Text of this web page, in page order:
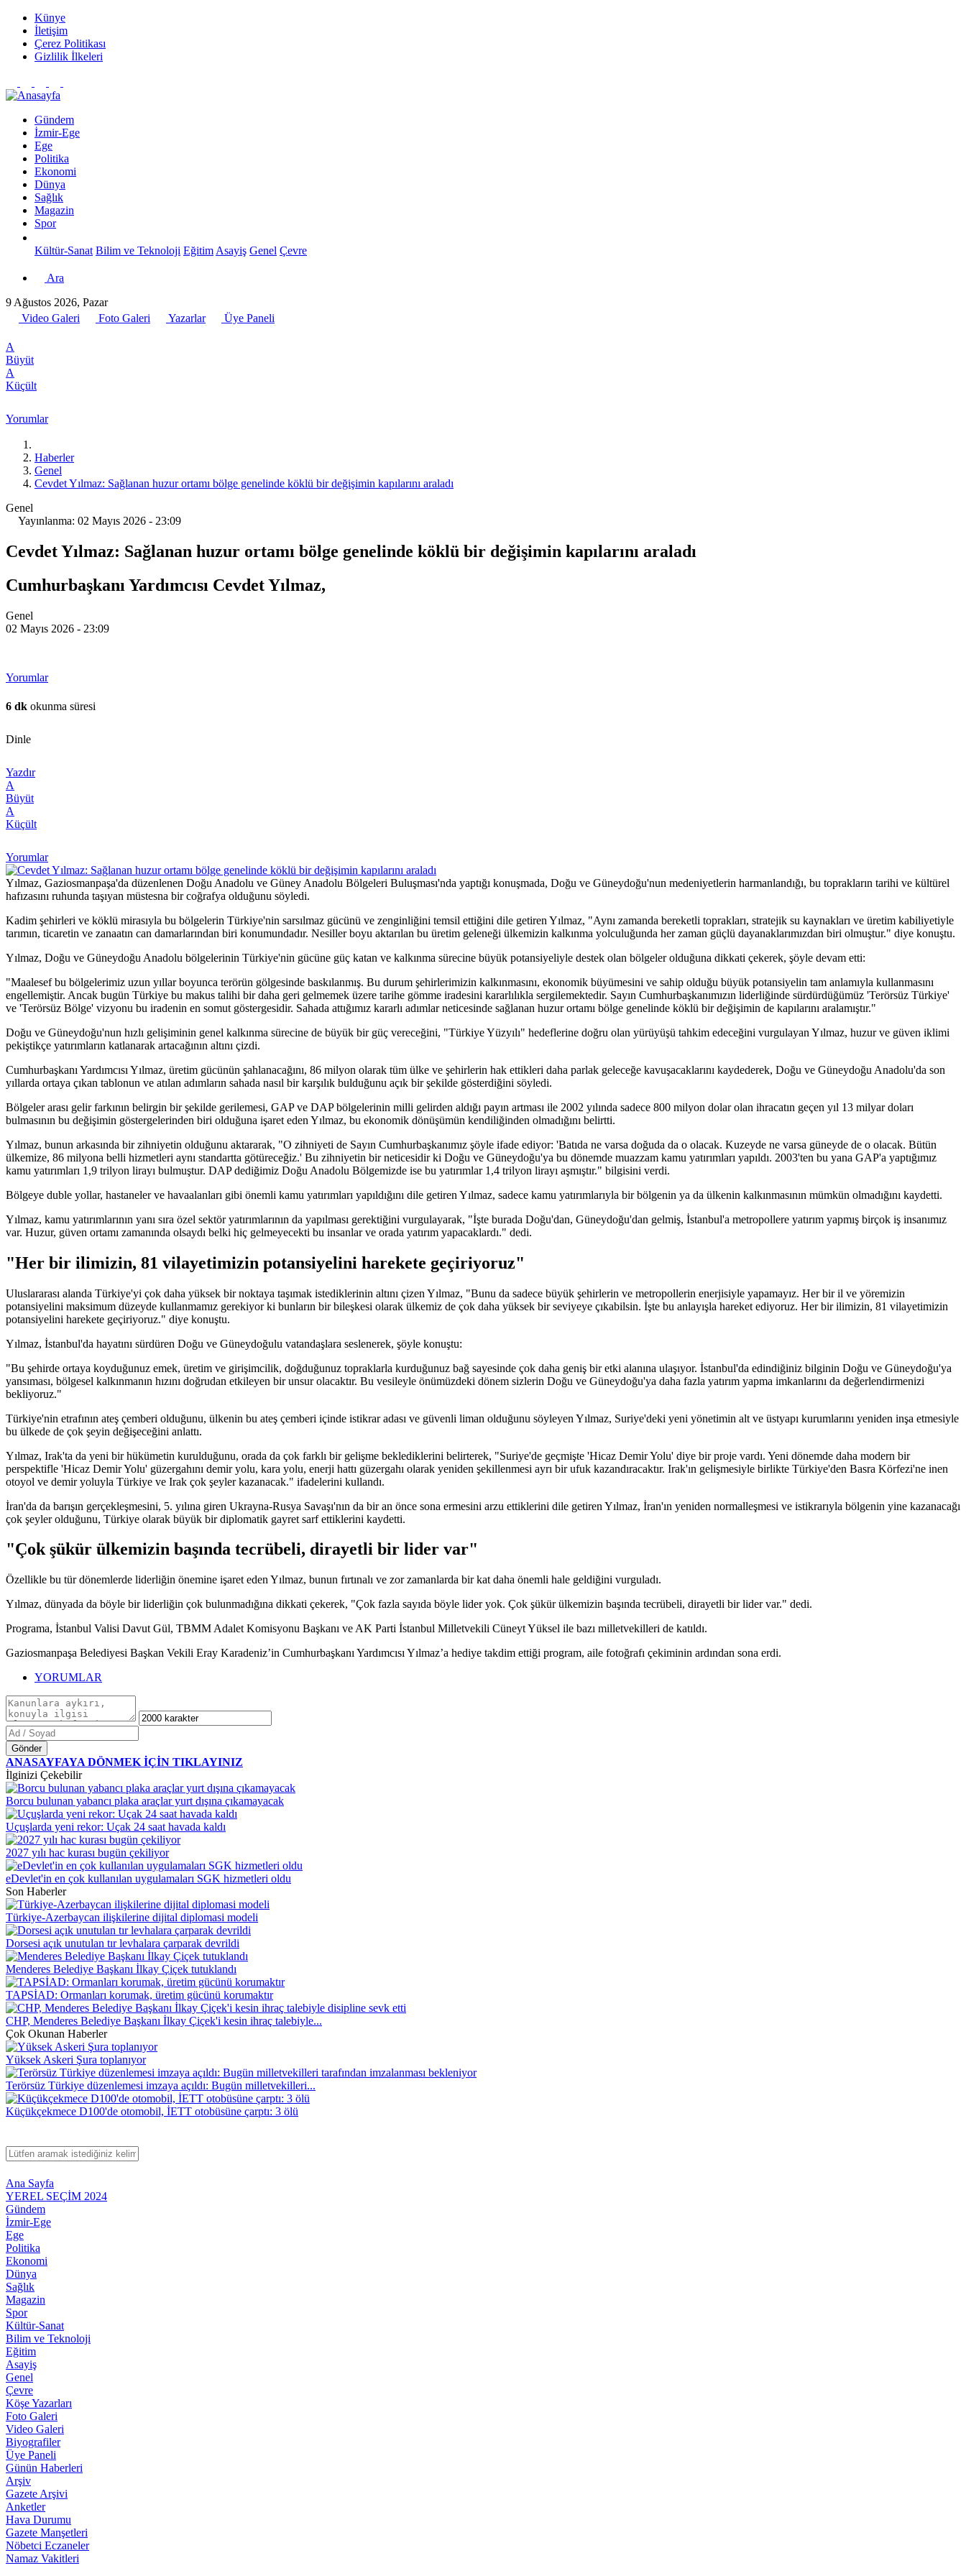
Künye
İletişim
Çerez Politikası
Gizlilik İlkeleri
Gündem
İzmir-Ege
Ege
Politika
Ekonomi
Dünya
Sağlık
Magazin
Spor
Kültür-Sanat Bilim ve Teknoloji Eğitim Asayiş Genel Çevre
Ara
9 Ağustos 2026, Pazar
Video Galeri
Foto Galeri Yazarlar Üye Paneli
A
Büyüt
A
Küçült
Yorumlar
Haberler
Genel
Cevdet Yılmaz: Sağlanan huzur ortamı bölge genelinde köklü bir değişimin kapılarını araladı
Genel
Yayınlanma: 02 Mayıs 2026 - 23:09
Cevdet Yılmaz: Sağlanan huzur ortamı bölge genelinde köklü bir değişimin kapılarını araladı
Cumhurbaşkanı Yardımcısı Cevdet Yılmaz,
Genel
02 Mayıs 2026 - 23:09
Yorumlar
6 dk okunma süresi
Dinle
Yazdır
A
Büyüt
A
Küçült
Yorumlar
Yılmaz, Gaziosmanpaşa'da düzenlenen Doğu Anadolu ve Güney Anadolu Bölgeleri Buluşması'nda yaptığı konuşmada, Doğu ve Güneydoğu'nun medeniyetlerin harmanlandığı, bu toprakların tarihi ve kültürel
hafızasını ruhunda taşıyan müstesna bir coğrafya olduğunu söyledi.
Kadim şehirleri ve köklü mirasıyla bu bölgelerin Türkiye'nin sarsılmaz gücünü ve zenginliğini temsil ettiğini dile getiren Yılmaz, "Aynı zamanda bereketli toprakları, stratejik su kaynakları ve üretim kabiliyetiyle
tarımın, ticaretin ve zanaatın can damarlarından biri konumundadır. Nesiller boyu aktarılan bu üretim geleneği ülkemizin kalkınma yolculuğunda her zaman güçlü dayanaklarımızdan biri olmuştur." diye konuştu.
Yılmaz, Doğu ve Güneydoğu Anadolu bölgelerinin Türkiye'nin gücüne güç katan ve kalkınma sürecine büyük potansiyeliyle destek olan bölgeler olduğuna dikkati çekerek, şöyle devam etti:
"Maalesef bu bölgelerimiz uzun yıllar boyunca terörün gölgesinde baskılanmış. Bu durum şehirlerimizin kalkınmasını, ekonomik büyümesini ve sahip olduğu büyük potansiyelin tam anlamıyla kullanmasını
engellemiştir. Ancak bugün Türkiye bu makus talihi bir daha geri gelmemek üzere tarihe gömme iradesini kararlılıkla sergilemektedir. Sayın Cumhurbaşkanımızın liderliğinde sürdürdüğümüz 'Terörsüz Türkiye'
ve 'Terörsüz Bölge' vizyonu bu iradenin en somut göstergesidir. Sahada attığımız kararlı adımlar neticesinde sağlanan huzur ortamı bölge genelinde köklü bir değişimin de kapılarını aralamıştır."
Doğu ve Güneydoğu'nun hızlı gelişiminin genel kalkınma sürecine de büyük bir güç vereceğini, "Türkiye Yüzyılı" hedeflerine doğru olan yürüyüşü tahkim edeceğini vurgulayan Yılmaz, huzur ve güven iklimi
pekiştikçe yatırımların katlanarak artacağının altını çizdi.
Cumhurbaşkanı Yardımcısı Yılmaz, üretim gücünün şahlanacağını, 86 milyon olarak tüm ülke ve şehirlerin hak ettikleri daha parlak geleceğe kavuşacaklarını kaydederek, Doğu ve Güneydoğu Anadolu'da son
yıllarda ortaya çıkan tablonun ve atılan adımların sahada nasıl bir karşılık bulduğunu açık bir şekilde gösterdiğini söyledi.
Bölgeler arası gelir farkının belirgin bir şekilde gerilemesi, GAP ve DAP bölgelerinin milli gelirden aldığı payın artması ile 2002 yılında sadece 800 milyon dolar olan ihracatın geçen yıl 13 milyar doları
bulmasının bu değişimin göstergelerinden biri olduğuna işaret eden Yılmaz, bu ekonomik dönüşümün kendiliğinden olmadığını belirtti.
Yılmaz, bunun arkasında bir zihniyetin olduğunu aktararak, "O zihniyeti de Sayın Cumhurbaşkanımız şöyle ifade ediyor: 'Batıda ne varsa doğuda da o olacak. Kuzeyde ne varsa güneyde de o olacak. Bütün
ülkemize, 86 milyona belli hizmetleri aynı standartta götüreceğiz.' Bu zihniyetin bir neticesidir ki Doğu ve Güneydoğu'ya bu dönemde muazzam kamu yatırımları yapıldı. 2003'ten bu yana GAP'a yaptığımız
kamu yatırımları 1,9 trilyon lirayı bulmuştur. DAP dediğimiz Doğu Anadolu Bölgemizde ise bu yatırımlar 1,4 trilyon lirayı aşmıştır." bilgisini verdi.
Bölgeye duble yollar, hastaneler ve havaalanları gibi önemli kamu yatırımları yapıldığını dile getiren Yılmaz, sadece kamu yatırımlarıyla bir bölgenin ya da ülkenin kalkınmasının mümkün olmadığını kaydetti.
Yılmaz, kamu yatırımlarının yanı sıra özel sektör yatırımlarının da yapılması gerektiğini vurgulayarak, "İşte burada Doğu'dan, Güneydoğu'dan gelmiş, İstanbul'a metropollere yatırım yapmış birçok iş insanımız
var. Huzur, güven ortamı zamanında olsaydı belki hiç gelmeyecekti bu insanlar ve orada yatırım yapacaklardı." dedi.
"Her bir ilimizin, 81 vilayetimizin potansiyelini harekete geçiriyoruz"
Uluslararası alanda Türkiye'yi çok daha yüksek bir noktaya taşımak istediklerinin altını çizen Yılmaz, "Bunu da sadece büyük şehirlerin ve metropollerin enerjisiyle yapamayız. Her bir il ve yöremizin
potansiyelini maksimum düzeyde kullanmamız gerekiyor ki bunların bir bileşkesi olarak ülkemiz de çok daha yüksek bir seviyeye çıkabilsin. İşte bu anlayışla hareket ediyoruz. Her bir ilimizin, 81 vilayetimizin
potansiyelini harekete geçiriyoruz." diye konuştu.
Yılmaz, İstanbul'da hayatını sürdüren Doğu ve Güneydoğulu vatandaşlara seslenerek, şöyle konuştu:
"Bu şehirde ortaya koyduğunuz emek, üretim ve girişimcilik, doğduğunuz topraklarla kurduğunuz bağ sayesinde çok daha geniş bir etki alanına ulaşıyor. İstanbul'da edindiğiniz bilginin Doğu ve Güneydoğu'ya
yansıması, bölgesel kalkınmanın hızını doğrudan etkileyen bir unsur olacaktır. Bu vesileyle önümüzdeki dönem sizlerin Doğu ve Güneydoğu'ya daha fazla yatırım yapma imkanlarını da değerlendirmenizi
bekliyoruz."
Türkiye'nin etrafının ateş çemberi olduğunu, ülkenin bu ateş çemberi içinde istikrar adası ve güvenli liman olduğunu söyleyen Yılmaz, Suriye'deki yeni yönetimin alt ve üstyapı kurumlarını yeniden inşa etmesiyle
bu ülkede de çok şeyin değişeceğini anlattı.
Yılmaz, Irak'ta da yeni bir hükümetin kurulduğunu, orada da çok farklı bir gelişme beklediklerini belirterek, "Suriye'de geçmişte 'Hicaz Demir Yolu' diye bir proje vardı. Yeni dönemde daha modern bir
perspektifle 'Hicaz Demir Yolu' güzergahını demir yolu, kara yolu, enerji hattı güzergahı olarak yeniden şekillenmesi ayrı bir ufuk kazandıracaktır. Irak'ın gelişmesiyle birlikte Türkiye'den Basra Körfezi'ne inen
otoyol ve demir yoluyla Türkiye ve Irak çok şeyler kazanacak." ifadelerini kullandı.
İran'da da barışın gerçekleşmesini, 5. yılına giren Ukrayna-Rusya Savaşı'nın da bir an önce sona ermesini arzu ettiklerini dile getiren Yılmaz, İran'ın yeniden normalleşmesi ve istikrarıyla bölgenin yine kazanacağı
çok şeyler olduğunu, Türkiye olarak büyük bir diplomatik gayret sarf ettiklerini kaydetti.
"Çok şükür ülkemizin başında tecrübeli, dirayetli bir lider var"
Özellikle bu tür dönemlerde liderliğin önemine işaret eden Yılmaz, bunun fırtınalı ve zor zamanlarda bir kat daha önemli hale geldiğini vurguladı.
Yılmaz, dünyada da böyle bir liderliğin çok bulunmadığına dikkati çekerek, "Çok fazla sayıda böyle lider yok. Çok şükür ülkemizin başında tecrübeli, dirayetli bir lider var." dedi.
Programa, İstanbul Valisi Davut Gül, TBMM Adalet Komisyonu Başkanı ve AK Parti İstanbul Milletvekili Cüneyt Yüksel ile bazı milletvekilleri de katıldı.
Gaziosmanpaşa Belediyesi Başkan Vekili Eray Karadeniz’in Cumhurbaşkanı Yardımcısı Yılmaz’a hediye takdim ettiği program, aile fotoğrafı çekiminin ardından sona erdi.
YORUMLAR
Gönder
ANASAYFAYA DÖNMEK İÇİN TIKLAYINIZ
İlginizi Çekebilir
Borcu bulunan yabancı plaka araçlar yurt dışına çıkamayacak
Uçuşlarda yeni rekor: Uçak 24 saat havada kaldı
2027 yılı hac kurası bugün çekiliyor
eDevlet'in en çok kullanılan uygulamaları SGK hizmetleri oldu
Son Haberler
Türkiye-Azerbaycan ilişkilerine dijital diplomasi modeli
Dorsesi açık unutulan tır levhalara çarparak devrildi
Menderes Belediye Başkanı İlkay Çiçek tutuklandı
TAPSİAD: Ormanları korumak, üretim gücünü korumaktır
CHP, Menderes Belediye Başkanı İlkay Çiçek'i kesin ihraç talebiyle...
Çok Okunan Haberler
Yüksek Askeri Şura toplanıyor
Terörsüz Türkiye düzenlemesi imzaya açıldı: Bugün milletvekilleri...
Küçükçekmece D100'de otomobil, İETT otobüsüne çarptı: 3 ölü
Ana Sayfa
YEREL SEÇİM 2024
Gündem
İzmir-Ege
Ege
Politika
Ekonomi
Dünya
Sağlık
Magazin
Spor
Kültür-Sanat
Bilim ve Teknoloji
Eğitim
Asayiş
Genel
Çevre
Köşe Yazarları
Foto Galeri
Video Galeri
Biyografiler
Üye Paneli
Günün Haberleri
Arşiv
Gazete Arşivi
Anketler
Hava Durumu
Gazete Manşetleri
Nöbetci Eczaneler
Namaz Vakitleri